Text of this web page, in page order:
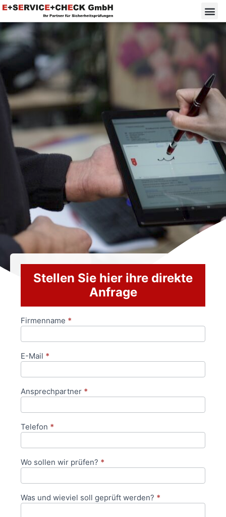
Stellen Sie hier ihre direkte
Anfrage
Anfrageformular
Firmenname *
E-Mail *
Ansprechpartner *
Telefon *
Wo sollen wir prüfen? *
Was und wieviel soll geprüft werden? *